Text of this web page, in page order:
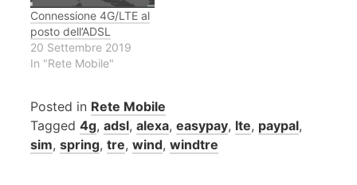
Connessione 4G/LTE al
posto dell’ADSL
20 Settembre 2019
In "Rete Mobile"
Posted in Rete Mobile
Tagged 4g, adsl, alexa, easypay, lte, paypal,
sim, spring, tre, wind, windtre